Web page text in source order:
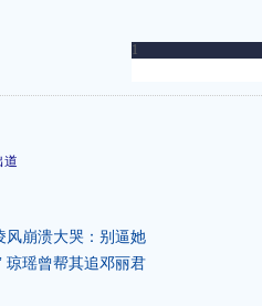
道
风崩溃大哭：别逼她
琼瑶曾帮其追邓丽君